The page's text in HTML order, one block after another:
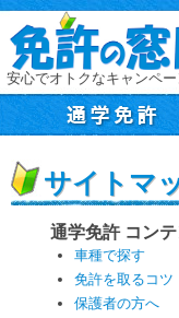
安心でオトクなキャンペー
サイトマ
通学免許 コン
車種で探す
免許を取るコツ
保護者の方へ